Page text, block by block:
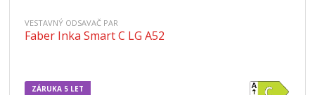
VESTAVNÝ ODSAVAČ PAR
Faber Inka Smart C LG A52
ZÁRUKA 5 LET